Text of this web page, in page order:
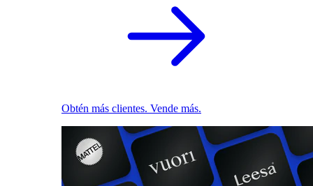
Obtén más clientes. Vende más.